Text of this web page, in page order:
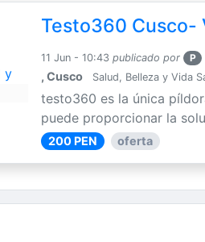
Testo360 Cusco-
11 Jun - 10:43 publicado por P
, Cusco Salud, Belleza y Vida
testo360 es la única
puede proporcionar la
200 PEN oferta